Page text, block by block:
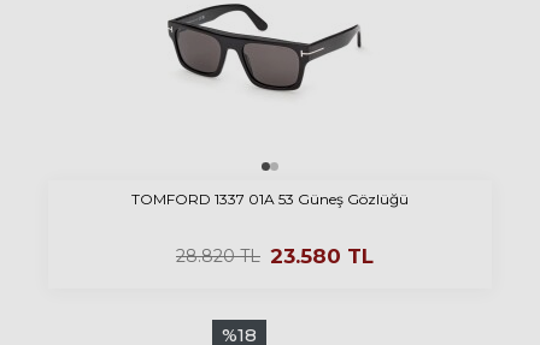
TOMFORD 1337 01A 53 Güneş Gözlüğü
28.820TL 23.580 TL
%18